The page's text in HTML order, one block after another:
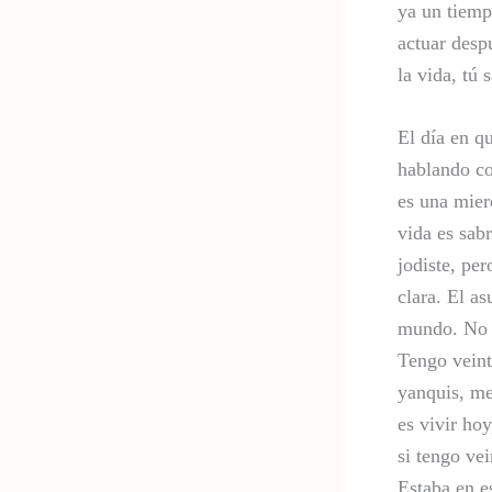
ya un
actuar
la vida, tú
El día en
hablando
es una
vida es
jodiste,
clara. El
mundo. No
Tengo
yanquis,
es vivir
si tengo